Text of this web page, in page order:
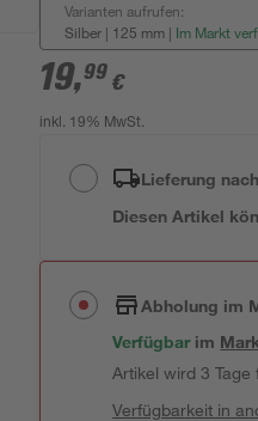
Varianten aufrufen:
Silber | 125 mm | Im Markt
19,99 €
inkl. 19% MwSt.
Lieferung
Diesen Artikel
Abholung im
Verfügbar im
Artikel wird 3
Verfügbarkeit in